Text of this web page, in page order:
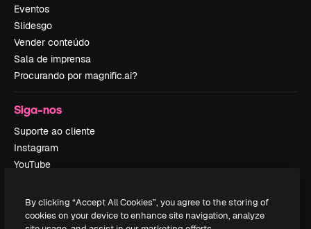
Eventos
Slidesgo
Vender conteúdo
Sala de imprensa
Procurando por magnific.ai?
Siga-nos
Suporte ao cliente
Instagram
YouTube
TikTok
Discord
By clicking “Accept All Cookies”, you agree to the storing of
cookies on your device to enhance site navigation, analyze